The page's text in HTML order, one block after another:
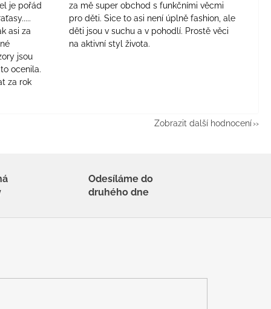
je pořád
asi za
jsou
ocenila.
za rok
za mě super obchod s funkčními věcmi
pro děti. Sice to asi není úplně fashion, ale
děti jsou v suchu a v pohodlí. Prostě věci
na aktivní styl života.
Zobrazit další hodnocení
Odesíláme do
druhého dne